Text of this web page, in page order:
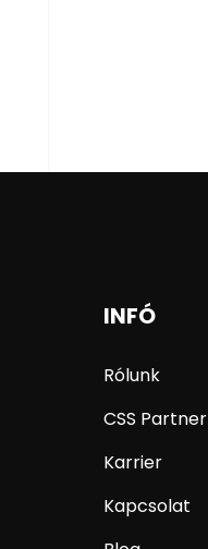
INFÓ
Rólunk
CSS Partner
Karrier
Kapcsolat